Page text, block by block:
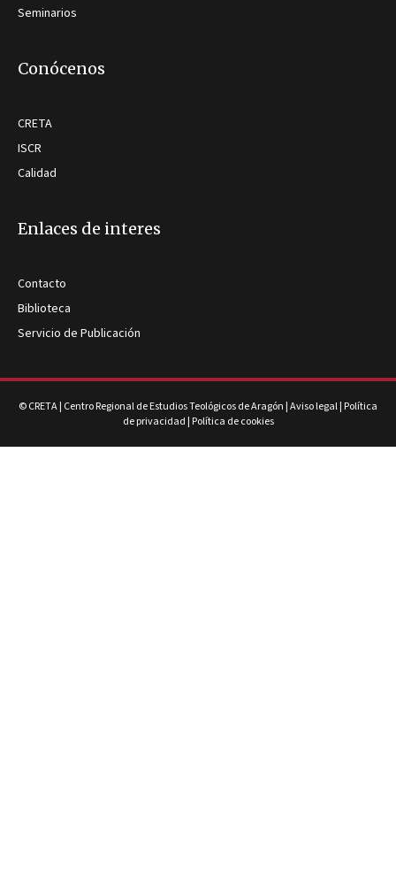
Seminarios
Conócenos
CRETA
ISCR
Calidad
Enlaces de interes
Contacto
Biblioteca
Servicio de Publicación
© CRETA | Centro Regional de Estudios Teológicos de Aragón |Aviso legal| Política
de privacidad | Política de cookies